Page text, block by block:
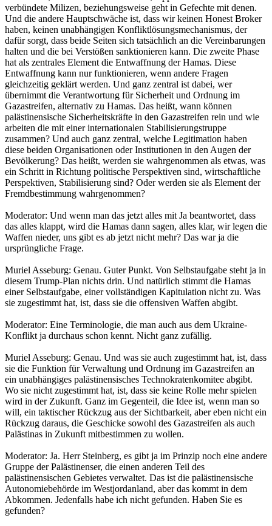
verbündete Milizen, beziehungsweise geht in Gefechte mit denen.
Und die andere Hauptschwäche ist, dass wir keinen Honest Broker
haben, keinen unabhängigen Konfliktlösungsmechanismus, der
dafür sorgt, dass beide Seiten sich tatsächlich an die Vereinbarungen
halten und die bei Verstößen sanktionieren kann. Die zweite Phase
hat als zentrales Element die Entwaffnung der Hamas. Diese
Entwaffnung kann nur funktionieren, wenn andere Fragen
gleichzeitig geklärt werden. Und ganz zentral ist dabei, wer
übernimmt die Verantwortung für Sicherheit und Ordnung im
Gazastreifen, alternativ zu Hamas. Das heißt, wann können
palästinensische Sicherheitskräfte in den Gazastreifen rein und wie
arbeiten die mit einer internationalen Stabilisierungstruppe
zusammen? Und auch ganz zentral, welche Legitimation haben
diese beiden Organisationen oder Institutionen in den Augen der
Bevölkerung? Das heißt, werden sie wahrgenommen als etwas, was
ein Schritt in Richtung politische Perspektiven sind, wirtschaftliche
Perspektiven, Stabilisierung sind? Oder werden sie als Element der
Fremdbestimmung wahrgenommen?
Moderator: Und wenn man das jetzt alles mit Ja beantwortet, dass
das alles klappt, wird die Hamas dann sagen, alles klar, wir legen die
Waffen nieder, uns gibt es ab jetzt nicht mehr? Das war ja die
ursprüngliche Frage.
Muriel Asseburg: Genau. Guter Punkt. Von Selbstaufgabe steht ja in
diesem Trump-Plan nichts drin. Und natürlich stimmt die Hamas
einer Selbstaufgabe, einer vollständigen Kapitulation nicht zu. Was
sie zugestimmt hat, ist, dass sie die offensiven Waffen abgibt.
Moderator: Eine Terminologie, die man auch aus dem Ukraine-
Konflikt ja durchaus schon kennt. Nicht ganz zufällig.
Muriel Asseburg: Genau. Und was sie auch zugestimmt hat, ist, dass
sie die Funktion für Verwaltung und Ordnung im Gazastreifen an
ein unabhängiges palästinensisches Technokratenkomitee abgibt.
Wo sie nicht zugestimmt hat, ist, dass sie keine Rolle mehr spielen
wird in der Zukunft. Ganz im Gegenteil, die Idee ist, wenn man so
will, ein taktischer Rückzug aus der Sichtbarkeit, aber eben nicht ein
Rückzug daraus, die Geschicke sowohl des Gazastreifen als auch
Palästinas in Zukunft mitbestimmen zu wollen.
Moderator: Ja. Herr Steinberg, es gibt ja im Prinzip noch eine andere
Gruppe der Palästinenser, die einen anderen Teil des
palästinensischen Gebietes verwaltet. Das ist die palästinensische
Autonomiebehörde im Westjordanland, aber das kommt in dem
Abkommen. Jedenfalls habe ich nicht gefunden. Haben Sie es
gefunden?